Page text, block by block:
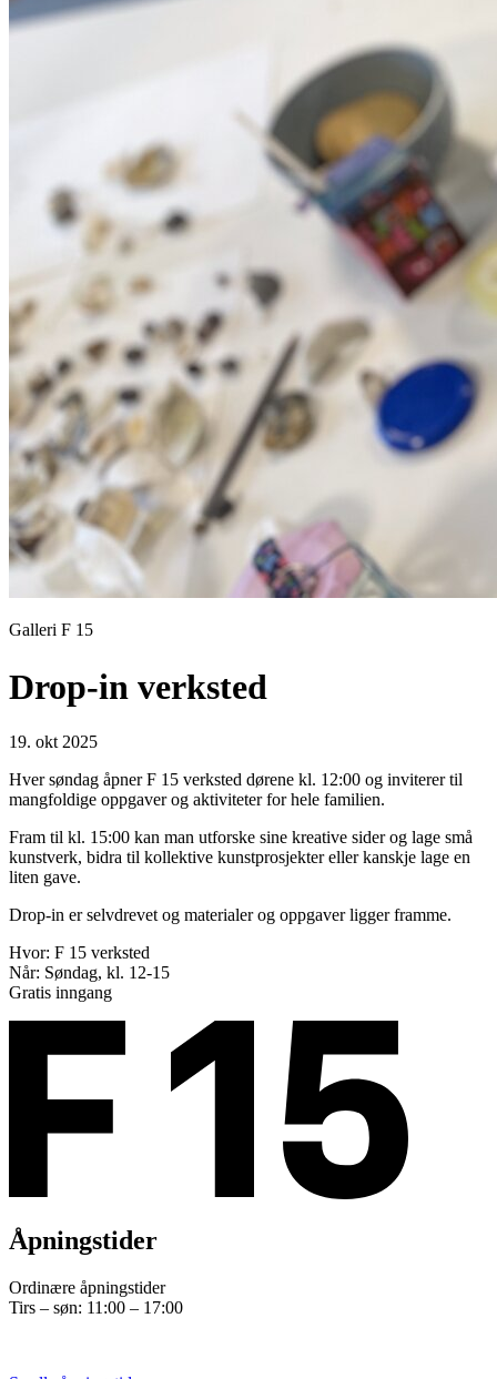
Galleri F 15
Drop-in verksted
19. okt 2025
Hver søndag åpner F 15 verksted dørene kl. 12:00 og inviterer til
mangfoldige oppgaver og aktiviteter for hele familien.
Fram til kl. 15:00 kan man utforske sine kreative sider og lage små
kunstverk, bidra til kollektive kunstprosjekter eller kanskje lage en
liten gave.
Drop-in er selvdrevet og materialer og oppgaver ligger framme.
Hvor: F 15 verksted
Når: Søndag, kl. 12-15
Gratis inngang
Åpningstider
Ordinære åpningstider
Tirs – søn: 11:00 – 17:00